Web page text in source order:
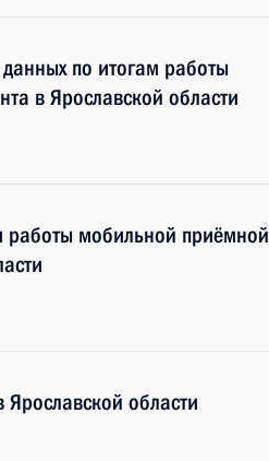
по итогам работы
в Ярославской области
работы мобильной приёмной
области